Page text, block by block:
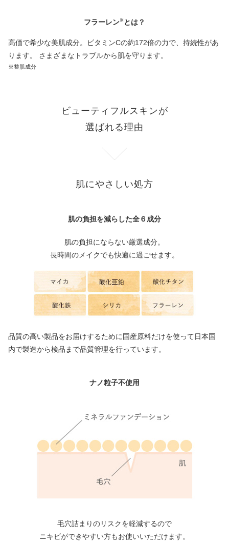
フラーレン※ とは？
高価で希少な美肌成分。ビタミンCの約172倍の力で、持続性があ
ります。 さまざまなトラブルから肌を守ります。
※整肌成分
ビューティフルスキンが
選ばれる理由
肌にやさしい処方
肌の負担を減らした全６成分
肌の負担にならない厳選成分。
長時間のメイクでも快適に過ごせます。
品質の高い製品をお届けするために国産原料だけを使って日本国
内で製造から検品まで品質管理を行っています。
ナノ粒子不使用
毛穴詰まりのリスクを軽減するので
ニキビができやすい方もお使いいただけます。